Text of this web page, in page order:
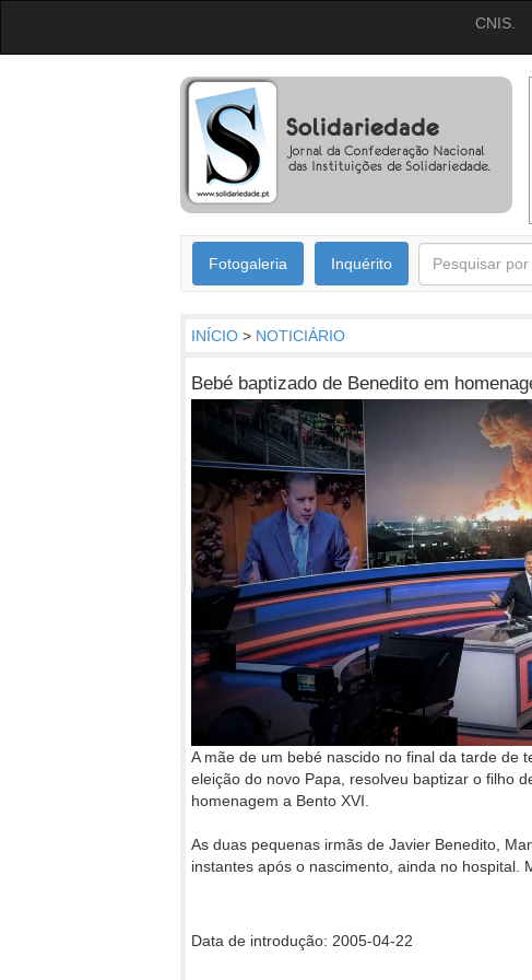
CNIS.
Fotogaleria Inquérito
INÍCIO > NOTICIÁRIO
Bebé baptizado de Benedito em
A mãe de um bebé nascido no final da tarde de
eleição do novo Papa, resolveu baptizar o filho
homenagem a Bento XVI.
As duas pequenas irmãs de Javier Benedito,
instantes após o nascimento, ainda no hospital.
Data de introdução: 2005-04-22